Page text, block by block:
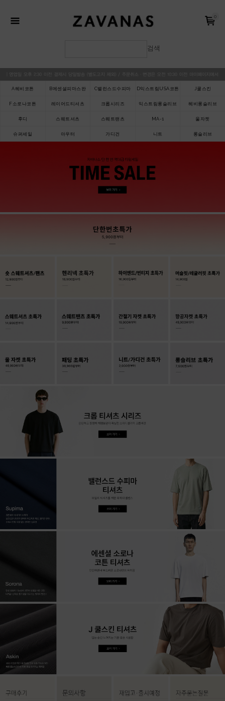
0
검색
A헤비코튼 B에센셜피마스판 C밸런스드수피마 D익스트림USA코튼 J쿨스킨
F소로나코튼 레이어드티셔츠 크롭시리즈 익스트림롱슬리브 헤비롱슬리브
후디 스웨트셔츠 스웨트팬츠 MA-1 울자켓
슈퍼세일 아우터 가디건 니트 롱슬리브